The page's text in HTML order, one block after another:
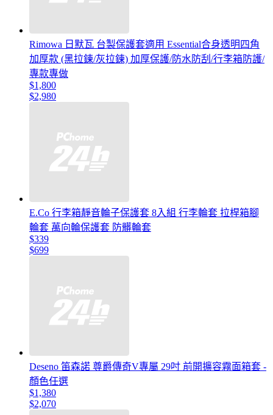
Rimowa 日默瓦 台製保護套適用 Essential合身透明四角
加厚款 (黑拉鍊/灰拉鍊) 加厚保護/防水防刮/行李箱防護/
專款專做
$1,800
$2,980
E.Co 行李箱靜音輪子保護套 8入組 行李輪套 拉桿箱腳
輪套 萬向輪保護套 防髒輪套
$339
$699
Deseno 笛森諾 尊爵傳奇V專屬 29吋 前開擴容霧面箱套 -
顏色任選
$1,380
$2,070